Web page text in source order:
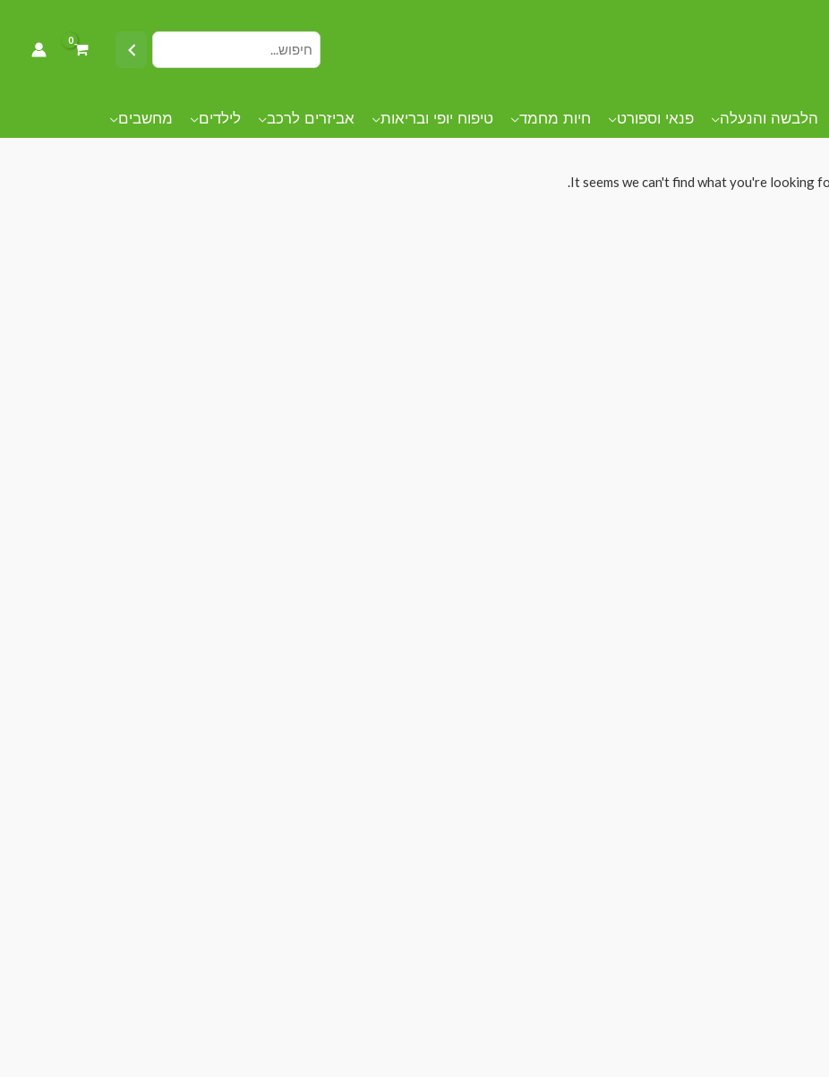
הלבשה והנעלה פנאי וספורט חיות מחמד טיפוח יופי ובריאות אביזרים לרכב לילדים מחשבים
It seems we can't find what you're looking